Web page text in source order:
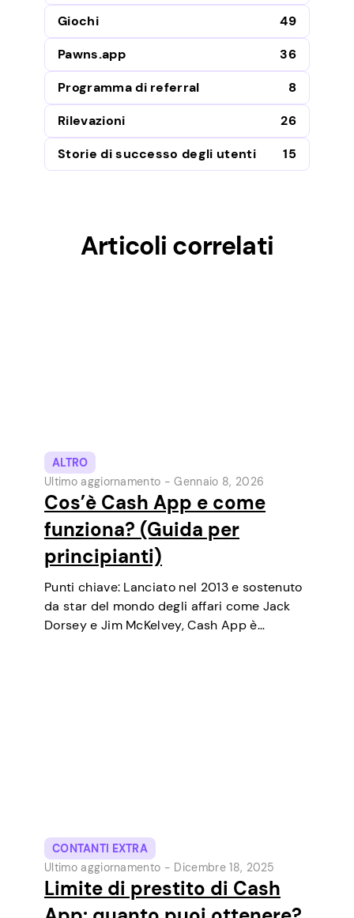
Giochi
49
Pawns.app
36
Programma di referral
8
Rilevazioni
26
Storie di successo degli utenti
15
Articoli correlati
ALTRO
Ultimo aggiornamento -Gennaio 8, 2026
Cos’è Cash App e come
funziona? (Guida per
principianti)
Punti chiave: Lanciato nel 2013 e sostenuto
da star del mondo degli affari come Jack
Dorsey e Jim McKelvey, Cash App è
CONTANTI EXTRA
Ultimo aggiornamento - Dicembre 18, 2025
Limite di prestito di Cash